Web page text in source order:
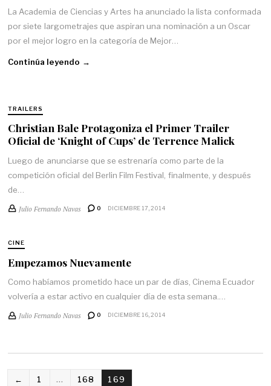
La Academia de Ciencias y Artes ha anunciado la lista conformada
por siete largometrajes que aspiran una nominación a un Oscar
por el mejor logro en la categoría de Mejor…
Continúa leyendo →
TRAILERS
Christian Bale Protagoniza el Primer Trailer
Oficial de ‘Knight of Cups’ de Terrence Malick
Luego de anunciarse que se estrenaría como parte de la
competición oficial del Berlin Film Festival, finalmente, y después
de…
Julio Fernando Navas 0 DICIEMBRE 17, 2014
CINE
Empezamos Nuevamente
Como habíamos prometido hace un par de días, Cinema Ecuador
volvería a estar activo en cualquier día de esta semana.…
Julio Fernando Navas 0 DICIEMBRE 16, 2014
← 1 … 168 169